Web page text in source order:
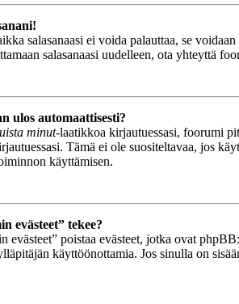
salasanaasi ei voida palauttaa, se
salasanaasi uudelleen, ota yhteyttä
ulos automaattisesti?
minut-laatikkoa kirjautuessasi, foorumi
Tämä ei ole suositeltavaa, jos
käyttämisen.
evästeet” tekee?
evästeet” poistaa evästeet, jotka ovat
käyttöönottamia. Jos sinulla on